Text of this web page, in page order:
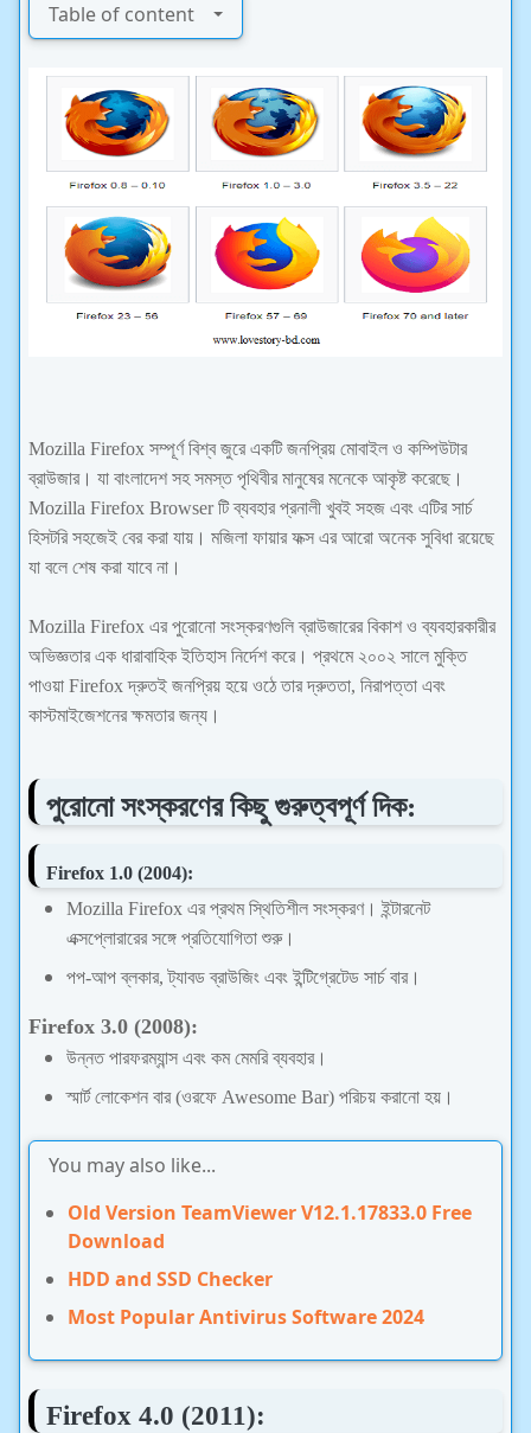
Table of content
Mozilla Firefox সম্পূর্ণ বিশ্ব জুরে একটি জনপ্রিয় মোবাইল ও কম্পিউটার
ব্রাউজার। যা বাংলাদেশ সহ সমস্ত পৃথিবীর মানুষের মনেকে আকৃষ্ট করেছে।
Mozilla Firefox Browser টি ব্যবহার প্রনালী খুবই সহজ এবং এটির সার্চ
হিসটরি সহজেই বের করা যায়। মজিলা ফায়ার ফক্স এর আরো অনেক সুবিধা রয়েছে
যা বলে শেষ করা যাবে না।
Mozilla Firefox এর পুরোনো সংস্করণগুলি ব্রাউজারের বিকাশ ও ব্যবহারকারীর
অভিজ্ঞতার এক ধারাবাহিক ইতিহাস নির্দেশ করে। প্রথমে ২০০২ সালে মুক্তি
পাওয়া Firefox দ্রুতই জনপ্রিয় হয়ে ওঠে তার দ্রুততা, নিরাপত্তা এবং
কাস্টমাইজেশনের ক্ষমতার জন্য।
পুরোনো সংস্করণের কিছু গুরুত্বপূর্ণ দিক:
Firefox 1.0 (2004):
Mozilla Firefox এর প্রথম স্থিতিশীল সংস্করণ। ইন্টারনেট
এক্সপ্লোরারের সঙ্গে প্রতিযোগিতা শুরু।
পপ-আপ ব্লকার, ট্যাবড ব্রাউজিং এবং ইন্টিগ্রেটেড সার্চ বার।
Firefox 3.0 (2008):
উন্নত পারফরম্যান্স এবং কম মেমরি ব্যবহার।
স্মার্ট লোকেশন বার (ওরফে Awesome Bar) পরিচয় করানো হয়।
You may also like...
Old Version TeamViewer V12.1.17833.0 Free
Download
HDD and SSD Checker
Most Popular Antivirus Software 2024
Firefox 4.0 (2011):